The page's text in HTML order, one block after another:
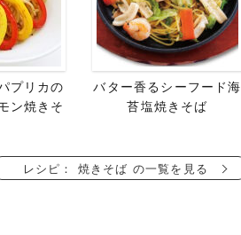
プリカの
ン焼きそ
バター香るシーフード海
苔塩焼きそば
レシピ： 焼きそば の一覧を見る